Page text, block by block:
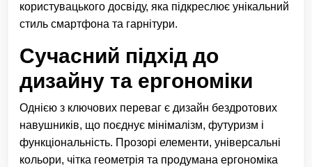
користувацького досвіду, яка підкреслює унікальний
стиль смартфона та гарнітури.
Сучасний підхід до
дизайну та ергономіки
Однією з ключових переваг є дизайн бездротових
навушників, що поєднує мінімалізм, футуризм і
функціональність. Прозорі елементи, універсальні
кольори, чітка геометрія та продумана ергономіка